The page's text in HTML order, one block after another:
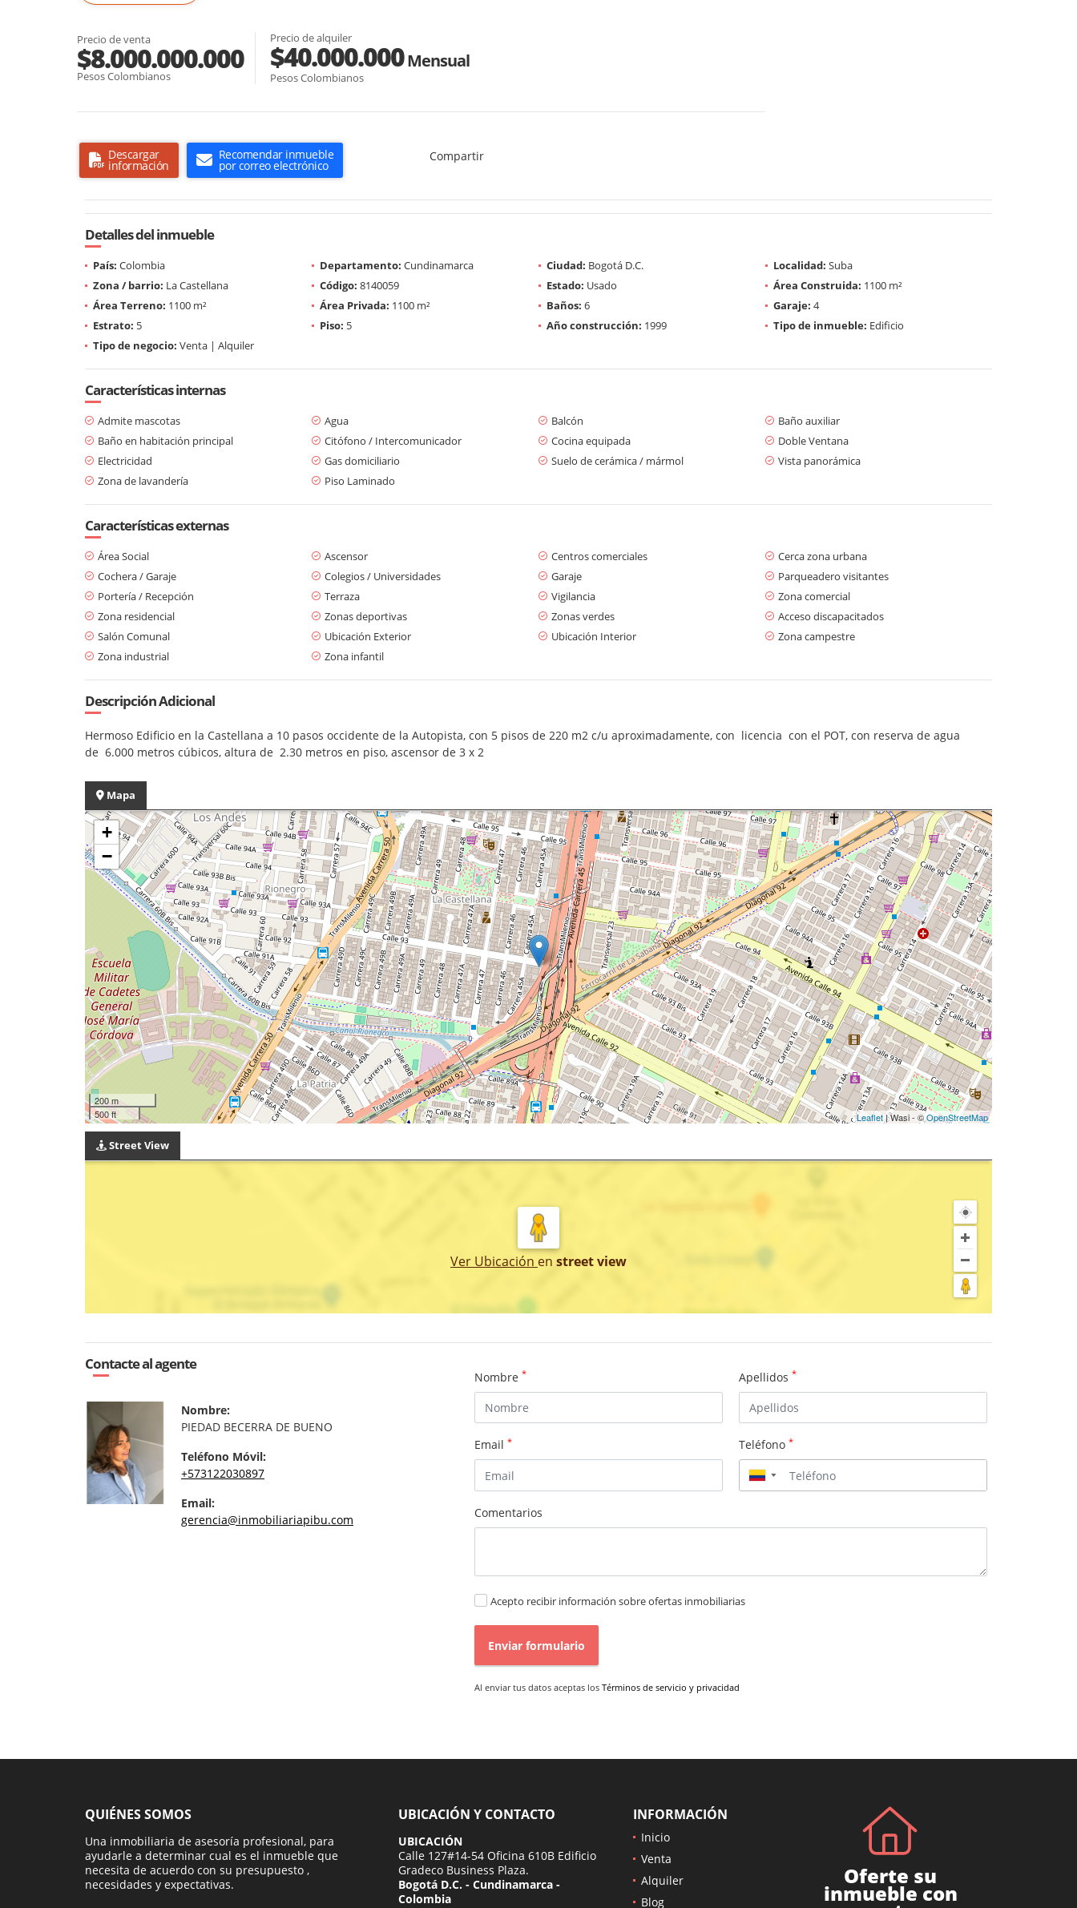
Precio de venta
$8.000.000.000
Pesos Colombianos
Precio de alquiler
$40.000.000Mensual
Pesos Colombianos
Descargar
información
Recomendar inmueble
por correo electrónico
Compartir
Detalles del inmueble
País: Colombia Departamento: Cundinamarca Ciudad: Bogotá D.C. Localidad: Suba
Zona / barrio: La Castellana Código: 8140059 Estado: Usado Área Construida: 1100 m²
Área Terreno: 1100 m² Área Privada: 1100 m² Baños: 6 Garaje: 4
Estrato: 5 Piso: 5 Año construcción: 1999 Tipo de inmueble: Edificio
Tipo de negocio: Venta | Alquiler
Características internas
Admite mascotas Agua Balcón
Baño auxiliar
Baño en habitación principal
Citófono / Intercomunicador Cocina equipada
Doble Ventana
Electricidad
Gas domiciliario Suelo de cerámica / mármol
Vista panorámica
Zona de lavandería
Piso Laminado
Características externas
Área Social Ascensor Centros comerciales
Cerca zona urbana
Cochera / Garaje
Colegios / Universidades Garaje
Parqueadero visitantes
Portería / Recepción
Terraza Vigilancia
Zona comercial
Zona residencial
Zonas deportivas Zonas verdes
Acceso discapacitados
Salón Comunal
Ubicación Exterior Ubicación Interior
Zona campestre
Zona industrial
Zona infantil
Descripción Adicional
Hermoso Edificio en la Castellana a 10 pasos occidente de la Autopista, con 5 pisos de 220 m2 c/u aproximadamente, con licencia con el POT, con reserva de agua
de 6.000 metros cúbicos, altura de 2.30 metros en piso, ascensor de 3 x 2
Mapa
+
−
200 m
500 ft
Leaflet| Wasi - ©OpenStreetMap
Street View
Ver Ubicación en street view
Contacte al agente
Nombre:
PIEDAD BECERRA DE BUENO
Teléfono Móvil:
+573122030897
Email:
gerencia@inmobiliariapibu.com
Nombre * Apellidos *
Email * Teléfono *
▼
Comentarios
Acepto recibir información sobre ofertas inmobiliarias
Enviar formulario
Al enviar tus datos aceptas los Términos de servicio y privacidad
QUIÉNES SOMOS
Una inmobiliaria de asesoría profesional, para
ayudarle a determinar cual es el inmueble que
necesita de acuerdo con su presupuesto ,
necesidades y expectativas.
UBICACIÓN Y CONTACTO
UBICACIÓN
Calle 127#14-54 Oficina 610B Edificio
Gradeco Business Plaza.
Bogotá D.C. - Cundinamarca -
Colombia
INFORMACIÓN
Inicio
Venta
Alquiler
Blog
Oferte su
inmueble con